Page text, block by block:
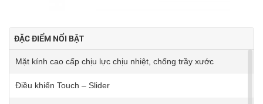
ĐẶC ĐIỂM NỔI BẬT
Mặt kính cao cấp chịu lực chịu nhiệt, chống trầy xước
Điều khiển Touch – Slider